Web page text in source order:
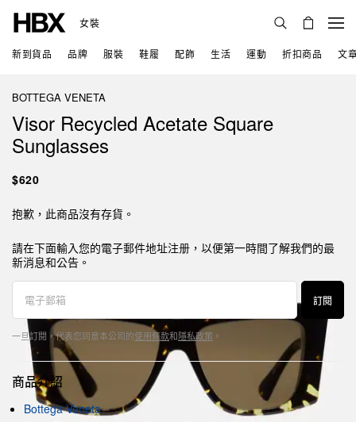
女裝
新到貨品 品牌 服裝 鞋履 配飾 生活 運動 折扣商品 文
BOTTEGA VENETA
Visor Recycled Acetate Square
Sunglasses
$620
抱歉，此商品沒有存貨。
請在下面輸入您的電子郵件地址注册，以便第一時間了解我們的最
新消息和公告。
訂閱
一旦訂閱，代表您同意本公司的使用條款和隱私政策 。
商品介紹
Bottega Veneta